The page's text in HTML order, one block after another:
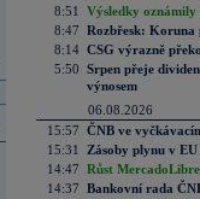
8:51
Výsledky
8:47 Rozbřesk: Koruna
8:14 CSG výrazně
5:50 Srpen přeje
výnosem
06.08.2026
15:57 ČNB ve
15:31
Zásoby plynu v
14:47 Růst
14:37 Bankovní rada